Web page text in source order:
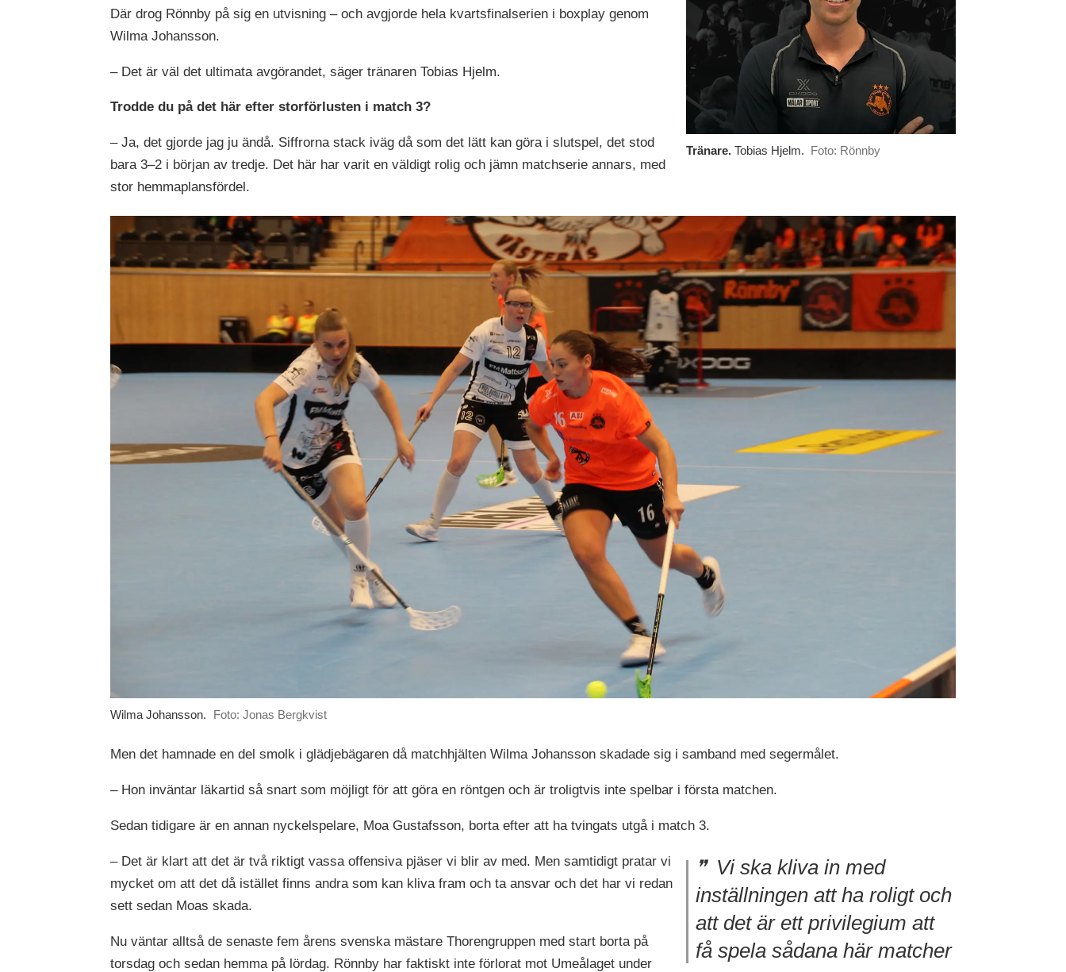
Tränare. Tobias Hjelm. Foto: Rönnby
Där drog Rönnby på sig en utvisning – och avgjorde hela kvartsfinalserien i boxplay genom
Wilma Johansson.
– Det är väl det ultimata avgörandet, säger tränaren Tobias Hjelm.
Trodde du på det här efter storförlusten i match 3?
– Ja, det gjorde jag ju ändå. Siffrorna stack iväg då som det lätt kan göra i slutspel, det stod
bara 3–2 i början av tredje. Det här har varit en väldigt rolig och jämn matchserie annars, med
stor hemmaplansfördel.
Wilma Johansson. Foto: Jonas Bergkvist
Men det hamnade en del smolk i glädjebägaren då matchhjälten Wilma Johansson skadade sig i samband med segermålet.
– Hon inväntar läkartid så snart som möjligt för att göra en röntgen och är troligtvis inte spelbar i första matchen.
Sedan tidigare är en annan nyckelspelare, Moa Gustafsson, borta efter att ha tvingats utgå i match 3.
Vi ska kliva in med
inställningen att ha roligt och
att det är ett privilegium att
få spela sådana här matcher
– Det är klart att det är två riktigt vassa offensiva pjäser vi blir av med. Men samtidigt pratar vi
mycket om att det då istället finns andra som kan kliva fram och ta ansvar och det har vi redan
sett sedan Moas skada.
Nu väntar alltså de senaste fem årens svenska mästare Thorengruppen med start borta på
torsdag och sedan hemma på lördag. Rönnby har faktiskt inte förlorat mot Umeålaget under